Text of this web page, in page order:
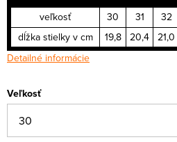
veľkosť
30 31 32
dĺžka stielky v cm
19,8 20,4 21,0
Detailné informácie
Veľkosť